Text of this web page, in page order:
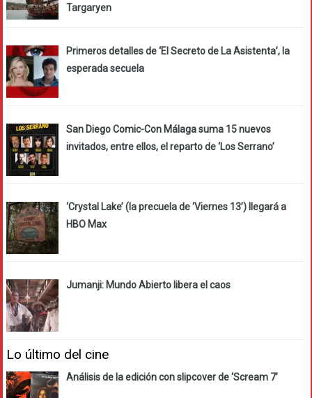
Targaryen
Primeros detalles de ‘El Secreto de La Asistenta’, la
esperada secuela
San Diego Comic-Con Málaga suma 15 nuevos
invitados, entre ellos, el reparto de ‘Los Serrano’
‘Crystal Lake’ (la precuela de ‘Viernes 13’) llegará a
HBO Max
Jumanji: Mundo Abierto libera el caos
Lo último del cine
Análisis de la edición con slipcover de ‘Scream 7’